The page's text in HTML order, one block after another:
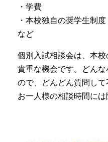
・学費
・本校独自の奨学生制度
など
個別入試相談会は、本
貴重な機会です。どん
ので、どんどん質問し
お一人様の相談時間には